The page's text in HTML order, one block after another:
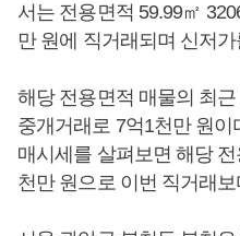
서는 전용면적 59.99㎡
만 원에 직거래되며 신저
해당 전용면적 매물의 최
중개거래로 7억1천만 원이
매시세를 살펴보면 해당
천만 원으로 이번 직거래